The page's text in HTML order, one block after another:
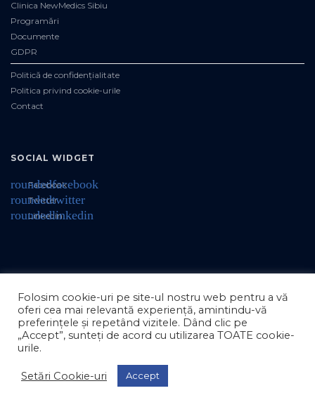
Clinica NewMedics Sibiu
Programări
Documente
GDPR
Politică de confidențialitate
Politica privind cookie-urile
Contact
SOCIAL WIDGET
roundedfacebook
Facebook
roundedtwitter
Twitter
roundedlinkedin
Linkedin
Folosim cookie-uri pe site-ul nostru web pentru a vă
oferi cea mai relevantă experiență, amintindu-vă
preferințele și repetând vizitele. Dând clic pe
„Accept”, sunteți de acord cu utilizarea TOATE cookie-
urile.
Setări Cookie-uri Accept